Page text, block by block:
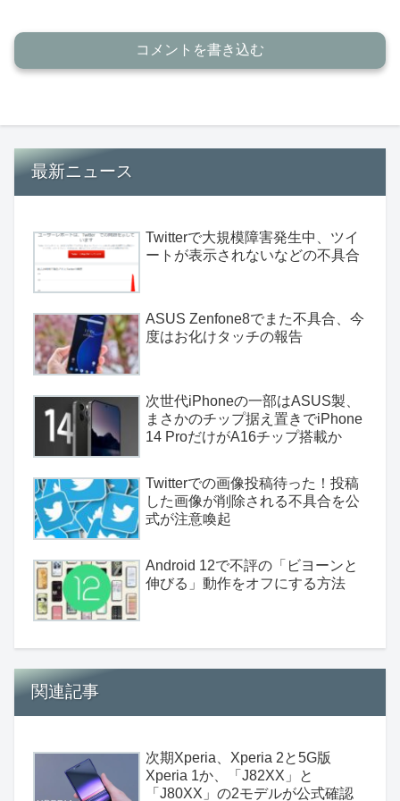
コメントを書き込む
最新ニュース
Twitterで大規模障害発生中、ツイ
ートが表示されないなどの不具合
ASUS Zenfone8でまた不具合、今
度はお化けタッチの報告
次世代iPhoneの一部はASUS製、
まさかのチップ据え置きでiPhone
14 ProだけがA16チップ搭載か
Twitterでの画像投稿待った！投稿
した画像が削除される不具合を公
式が注意喚起
Android 12で不評の「ビヨーンと
伸びる」動作をオフにする方法
関連記事
次期Xperia、Xperia 2と5G版
Xperia 1か、「J82XX」と
「J80XX」の2モデルが公式確認